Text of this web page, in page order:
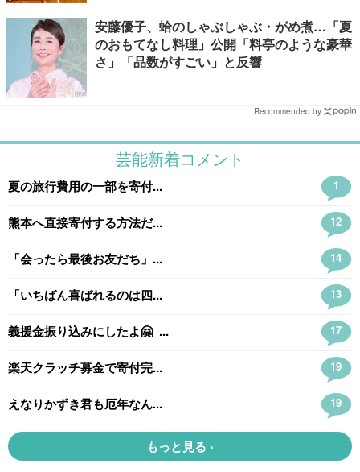
安藤優子、蛤のしゃぶしゃぶ・がめ煮…「夏
のおもてなし料理」公開「料亭のような豪華
さ」「品数がすごい」と反響
Recommended by